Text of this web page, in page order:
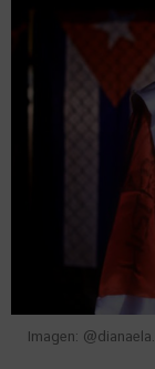
Imagen: